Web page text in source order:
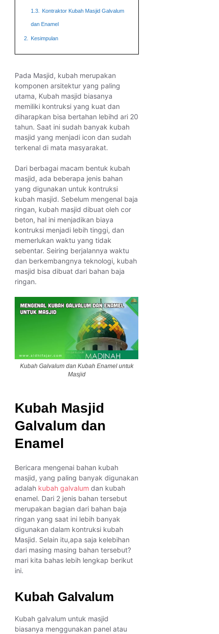
1.3. Kontraktor Kubah Masjid Galvalum
dan Enamel
2. Kesimpulan
Pada Masjid, kubah merupakan
komponen arsitektur yang paling
utama, Kubah masjid biasanya
memiliki kontruksi yang kuat dan
diharapkan bisa bertahan lebihd ari 20
tahun. Saat ini sudah banyak kubah
masjid yang menjadi icon dan sudah
terkenal di mata masyarakat.
Dari berbagai macam bentuk kubah
masjid, ada beberapa jenis bahan
yang digunakan untuk kontruksi
kubah masjid. Sebelum mengenal baja
ringan, kubah masjid dibuat oleh cor
beton, hal ini menjadikan biaya
kontruksi menjadi lebih tinggi, dan
memerlukan waktu yang tidak
sebentar. Seiring berjalannya waktu
dan berkembangnya teknologi, kubah
masjid bisa dibuat dari bahan baja
ringan.
Kubah Galvalum dan Kubah Enamel untuk
Masjid
Kubah Masjid
Galvalum dan
Enamel
Bericara mengenai bahan kubah
masjid, yang paling banyak digunakan
adalah kubah galvalum dan kubah
enamel. Dari 2 jenis bahan tersebut
merupakan bagian dari bahan baja
ringan yang saat ini lebih banyak
digunakan dalam kontruksi kubah
Masjid. Selain itu,apa saja kelebihan
dari masing masing bahan tersebut?
mari kita bahas lebih lengkap berikut
ini.
Kubah Galvalum
Kubah galvalum untuk masjid
biasanya menggunakan panel atau